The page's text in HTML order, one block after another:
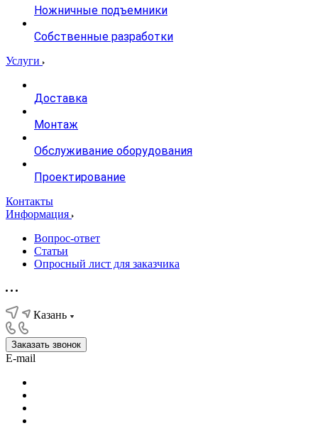
Ножничные подъемники
Собственные разработки
Услуги
Доставка
Монтаж
Обслуживание оборудования
Проектирование
Контакты
Информация
Вопрос-ответ
Статьи
Опросный лист для заказчика
Казань
Заказать звонок
E-mail